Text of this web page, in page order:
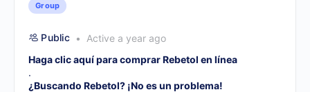
Group
Public
Active a year ago
Haga clic aquí para comprar Rebetol en línea
.
¿Buscando Rebetol? ¡No es un problema!